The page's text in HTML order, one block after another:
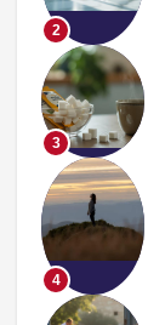
2
3
4